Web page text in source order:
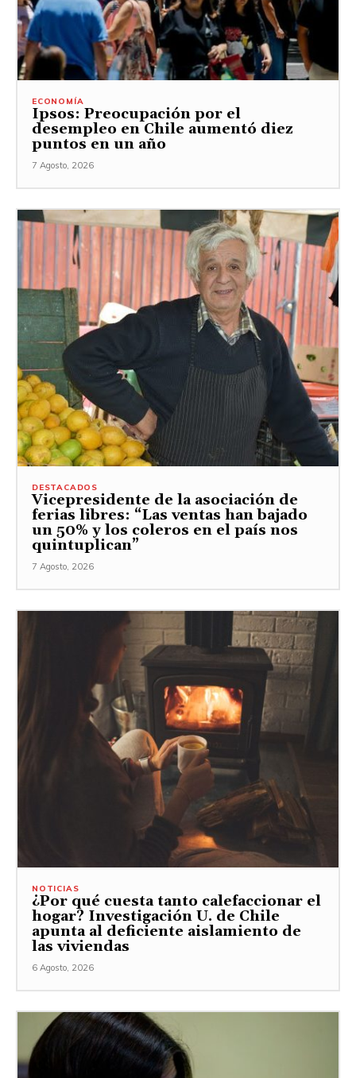
ECONOMÍA
Ipsos: Preocupación por el
desempleo en Chile aumentó diez
puntos en un año
7 Agosto, 2026
DESTACADOS
Vicepresidente de la asociación de
ferias libres: “Las ventas han bajado
un 50% y los coleros en el país nos
quintuplican”
7 Agosto, 2026
NOTICIAS
¿Por qué cuesta tanto calefaccionar el
hogar? Investigación U. de Chile
apunta al deficiente aislamiento de
las viviendas
6 Agosto, 2026